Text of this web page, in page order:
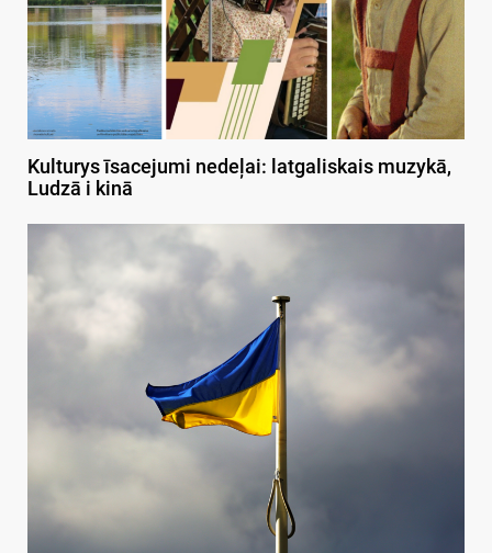
Kulturys īsacejumi nedeļai: latgaliskais muzykā,
Ludzā i kinā